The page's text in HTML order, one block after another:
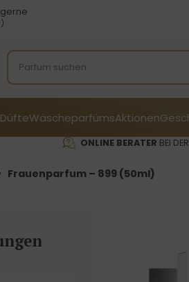
WäscheparfümsAktionen
ONLINE BERATER BEI
Frauenparfum – 899 (50ml)